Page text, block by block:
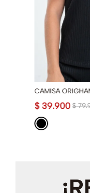
CAMISA
$ 79.
$ 39.900